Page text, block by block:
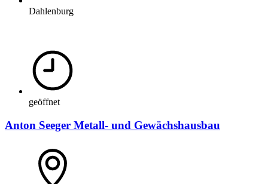
Dahlenburg
geöffnet
Anton Seeger Metall- und Gewächshausbau